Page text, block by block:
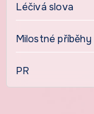
Léčivá slova
Milostné příběhy
PR